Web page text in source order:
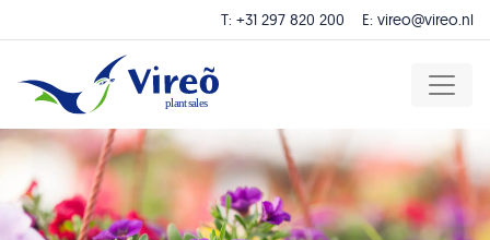
T: +31 297 820 200 E: vireo@vireo.nl